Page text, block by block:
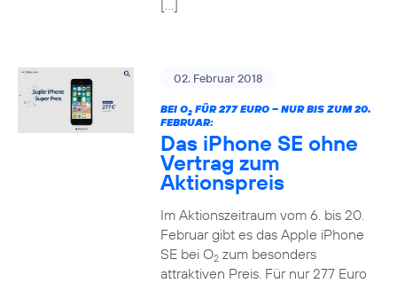
[…]
02. Februar 2018
BEI O2FÜR 277 EURO – NUR BIS ZUM 20.
FEBRUAR:
Das iPhone SE ohne
Vertrag zum
Aktionspreis
Im Aktionszeitraum vom 6. bis 20.
Februar gibt es das Apple iPhone
SE bei O2zum besonders
attraktiven Preis. Für nur 277 Euro